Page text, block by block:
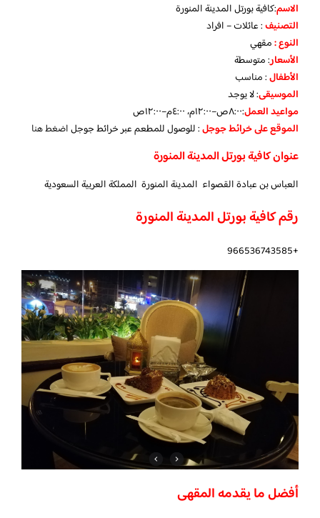
الاسم:كافية بورتل المدينة المنورة
التصنيف: عائلات – افراد
النوع :مقهي
الأسعار:متوسطة
الأطفال:مناسب
الموسيقى:لا يوجد
مواعيد العمل:٨:٠٠ص–١٢:٠٠م، ٤:٠٠م–١٢:٠٠ص
الموقع على خرائط جوجل: للوصول للمطعم عبر خرائط جوجلاضغط هنا
عنوان كافية بورتل المدينة المنورة
العباس بن عبادة القصواء المدينة المنورة المملكة العربية السعودية
رقم كافية بورتل المدينة المنورة
+966536743585
أفضل ما يقدمه المقهى